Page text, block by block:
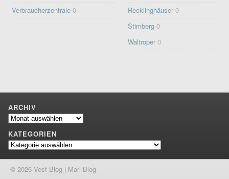
Verbraucherzentrale 0
Recklinghäuser 0
Stimberg 0
Waltroper 0
ARCHIV
Archiv
KATEGORIEN
Kategorien
© 2026 Vest-Blog | Marl-Blog